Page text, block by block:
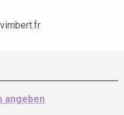
angeben